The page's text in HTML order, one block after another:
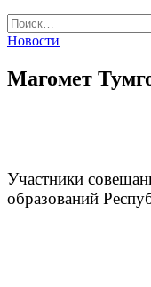
Найти:
Новости
Магомет
Участники
образований